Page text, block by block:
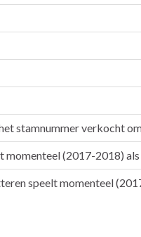
stamnummer verkocht
momenteel (2017-2018)
speelt momenteel